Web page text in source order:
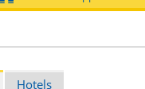
Hotels